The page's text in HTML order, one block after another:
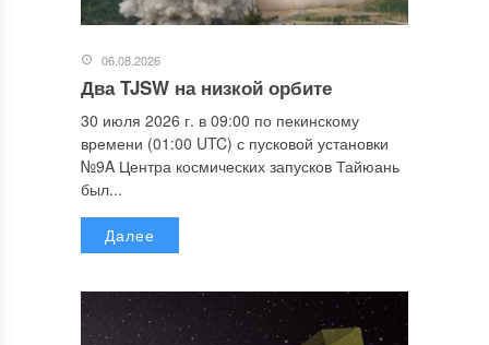
06.08.2026
Два TJSW на низкой орбите
30 июля 2026 г. в 09:00 по пекинскому
времени (01:00 UTC) с пусковой установки
№9A Центра космических запусков Тайюань
был...
Далее